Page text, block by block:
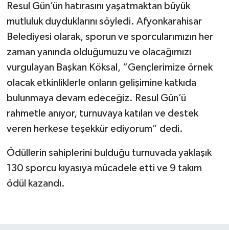
Resul Gün’ün hatırasını yaşatmaktan büyük
mutluluk duyduklarını söyledi. Afyonkarahisar
Belediyesi olarak, sporun ve sporcularımızın her
zaman yanında olduğumuzu ve olacağımızı
vurgulayan Başkan Köksal, “Gençlerimize örnek
olacak etkinliklerle onların gelişimine katkıda
bulunmaya devam edeceğiz. Resul Gün’ü
rahmetle anıyor, turnuvaya katılan ve destek
veren herkese teşekkür ediyorum” dedi.
Ödüllerin sahiplerini bulduğu turnuvada yaklaşık
130 sporcu kıyasıya mücadele etti ve 9 takım
ödül kazandı.